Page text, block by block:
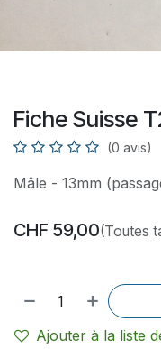
Fiche Suisse
(0 avis)
Mâle - 13mm
CHF 59,00(Toutes
Ajouter à la liste